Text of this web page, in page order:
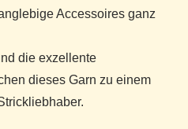
Accessoires ganz
die exzellente
dieses Garn zu einem